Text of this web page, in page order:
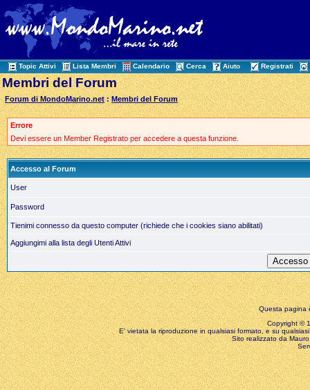
Topic Attivi Lista Membri Calendario Cerca Aiuto Registrati
Membri del Forum
Forum di MondoMarino.net :Membri del Forum
Errore
Devi essere un Member Registrato per accedere a questa funzione.
Accesso al Forum
User
Password
Tienimi connesso da questo computer (richiede che i cookies siano abilitati)
Aggiungimi alla lista degli Utenti Attivi
Questa pagina
Copyright ©
E' vietata la riproduzione in qualsiasi formato, e su
Sito realizzato da